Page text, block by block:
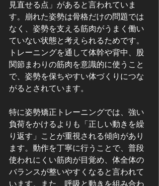
見直せる点」があると言われていま
す。崩れた姿勢は骨格だけの問題では
なく、姿勢を支える筋肉がうまく働い
ていない状態と考えられるためです。
トレーニングを通して体幹や背中、股
関節まわりの筋肉を意識的に使うこと
で、姿勢を保ちやすい体づくりにつな
がるとされています。
特に姿勢矯正トレーニングでは、強い
負荷をかけるよりも「正しい動きを繰
り返す」ことが重視される傾向があり
ます。動作を丁寧に行うことで、普段
使われにくい筋肉が目覚め、体全体の
バランスが整いやすくなると言われて
います。また、呼吸と動きを組み合わ